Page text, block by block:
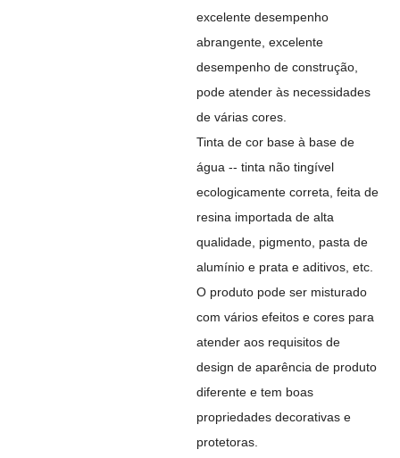
excelente desempenho
abrangente, excelente
desempenho de construção,
pode atender às necessidades
de várias cores.
Tinta de cor base à base de
água -- tinta não tingível
ecologicamente correta, feita de
resina importada de alta
qualidade, pigmento, pasta de
alumínio e prata e aditivos, etc.
O produto pode ser misturado
com vários efeitos e cores para
atender aos requisitos de
design de aparência de produto
diferente e tem boas
propriedades decorativas e
protetoras.